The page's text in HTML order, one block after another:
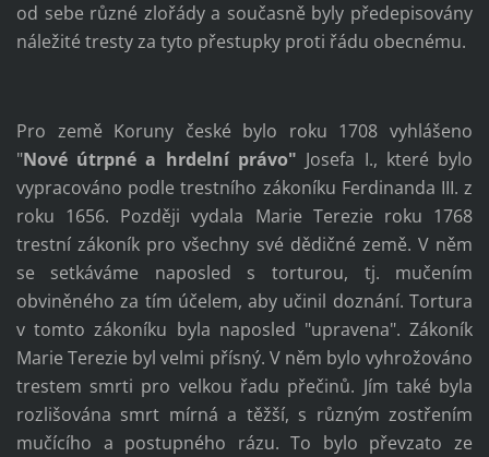
od sebe různé zlořády a současně byly předepisovány
náležité tresty za tyto přestupky proti řádu obecnému.
Pro země Koruny české bylo roku 1708 vyhlášeno
"Nové útrpné a hrdelní právo" Josefa I., které bylo
vypracováno podle trestního zákoníku Ferdinanda III. z
roku 1656. Později vydala Marie Terezie roku 1768
trestní zákoník pro všechny své dědičné země. V něm
se setkáváme naposled s torturou, tj. mučením
obviněného za tím účelem, aby učinil doznání. Tortura
v tomto zákoníku byla naposled "upravena". Zákoník
Marie Terezie byl velmi přísný. V něm bylo vyhrožováno
trestem smrti pro velkou řadu přečinů. Jím také byla
rozlišována smrt mírná a těžší, s různým zostřením
mučícího a postupného rázu. To bylo převzato ze